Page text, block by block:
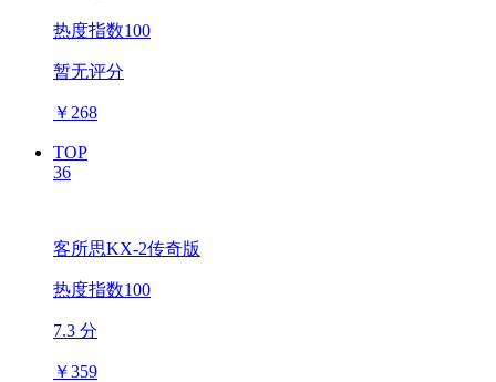
热度指数100
暂无评分
￥ 268
TOP
36
客所思KX-2传奇版
热度指数100
7.3 分
￥359